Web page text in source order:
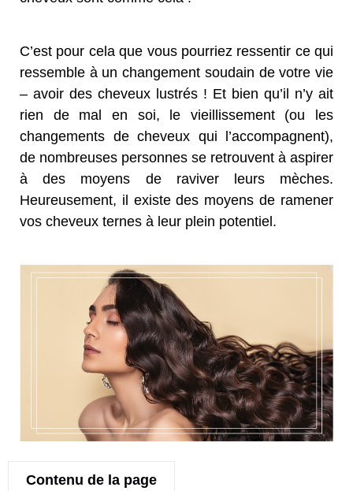
C’est pour cela que vous pourriez ressentir ce qui
ressemble à un changement soudain de votre vie
– avoir des cheveux lustrés ! Et bien qu’il n’y ait
rien de mal en soi, le vieillissement (ou les
changements de cheveux qui l’accompagnent),
de nombreuses personnes se retrouvent à aspirer
à des moyens de raviver leurs mèches.
Heureusement, il existe des moyens de ramener
vos cheveux ternes à leur plein potentiel.
Contenu de la page